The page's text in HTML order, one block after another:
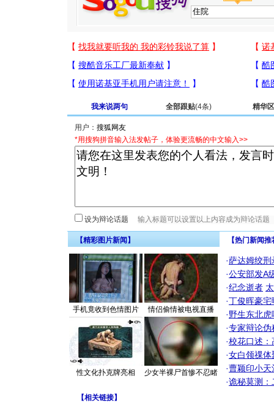
我来说两句 全部跟贴(4条) 精华区
用户：
*用搜狗拼音输入法发帖子，体验更流畅的中文输入>>
设为辩论话题
【精彩图片新闻】
手机竟收到色情图片 情侣偷情被电视直播
性文化扑克牌亮相 少女半裸尸首惨不忍睹
【热门新闻
·萨达姆绞刑
·公安部发A
·纪念逝者
·丁俊晖豪
·野生东北
·专家辩论伪
·校花口述：
·女白领祼体
·曹颖印小天
·诡秘莫测：
【相关链接】